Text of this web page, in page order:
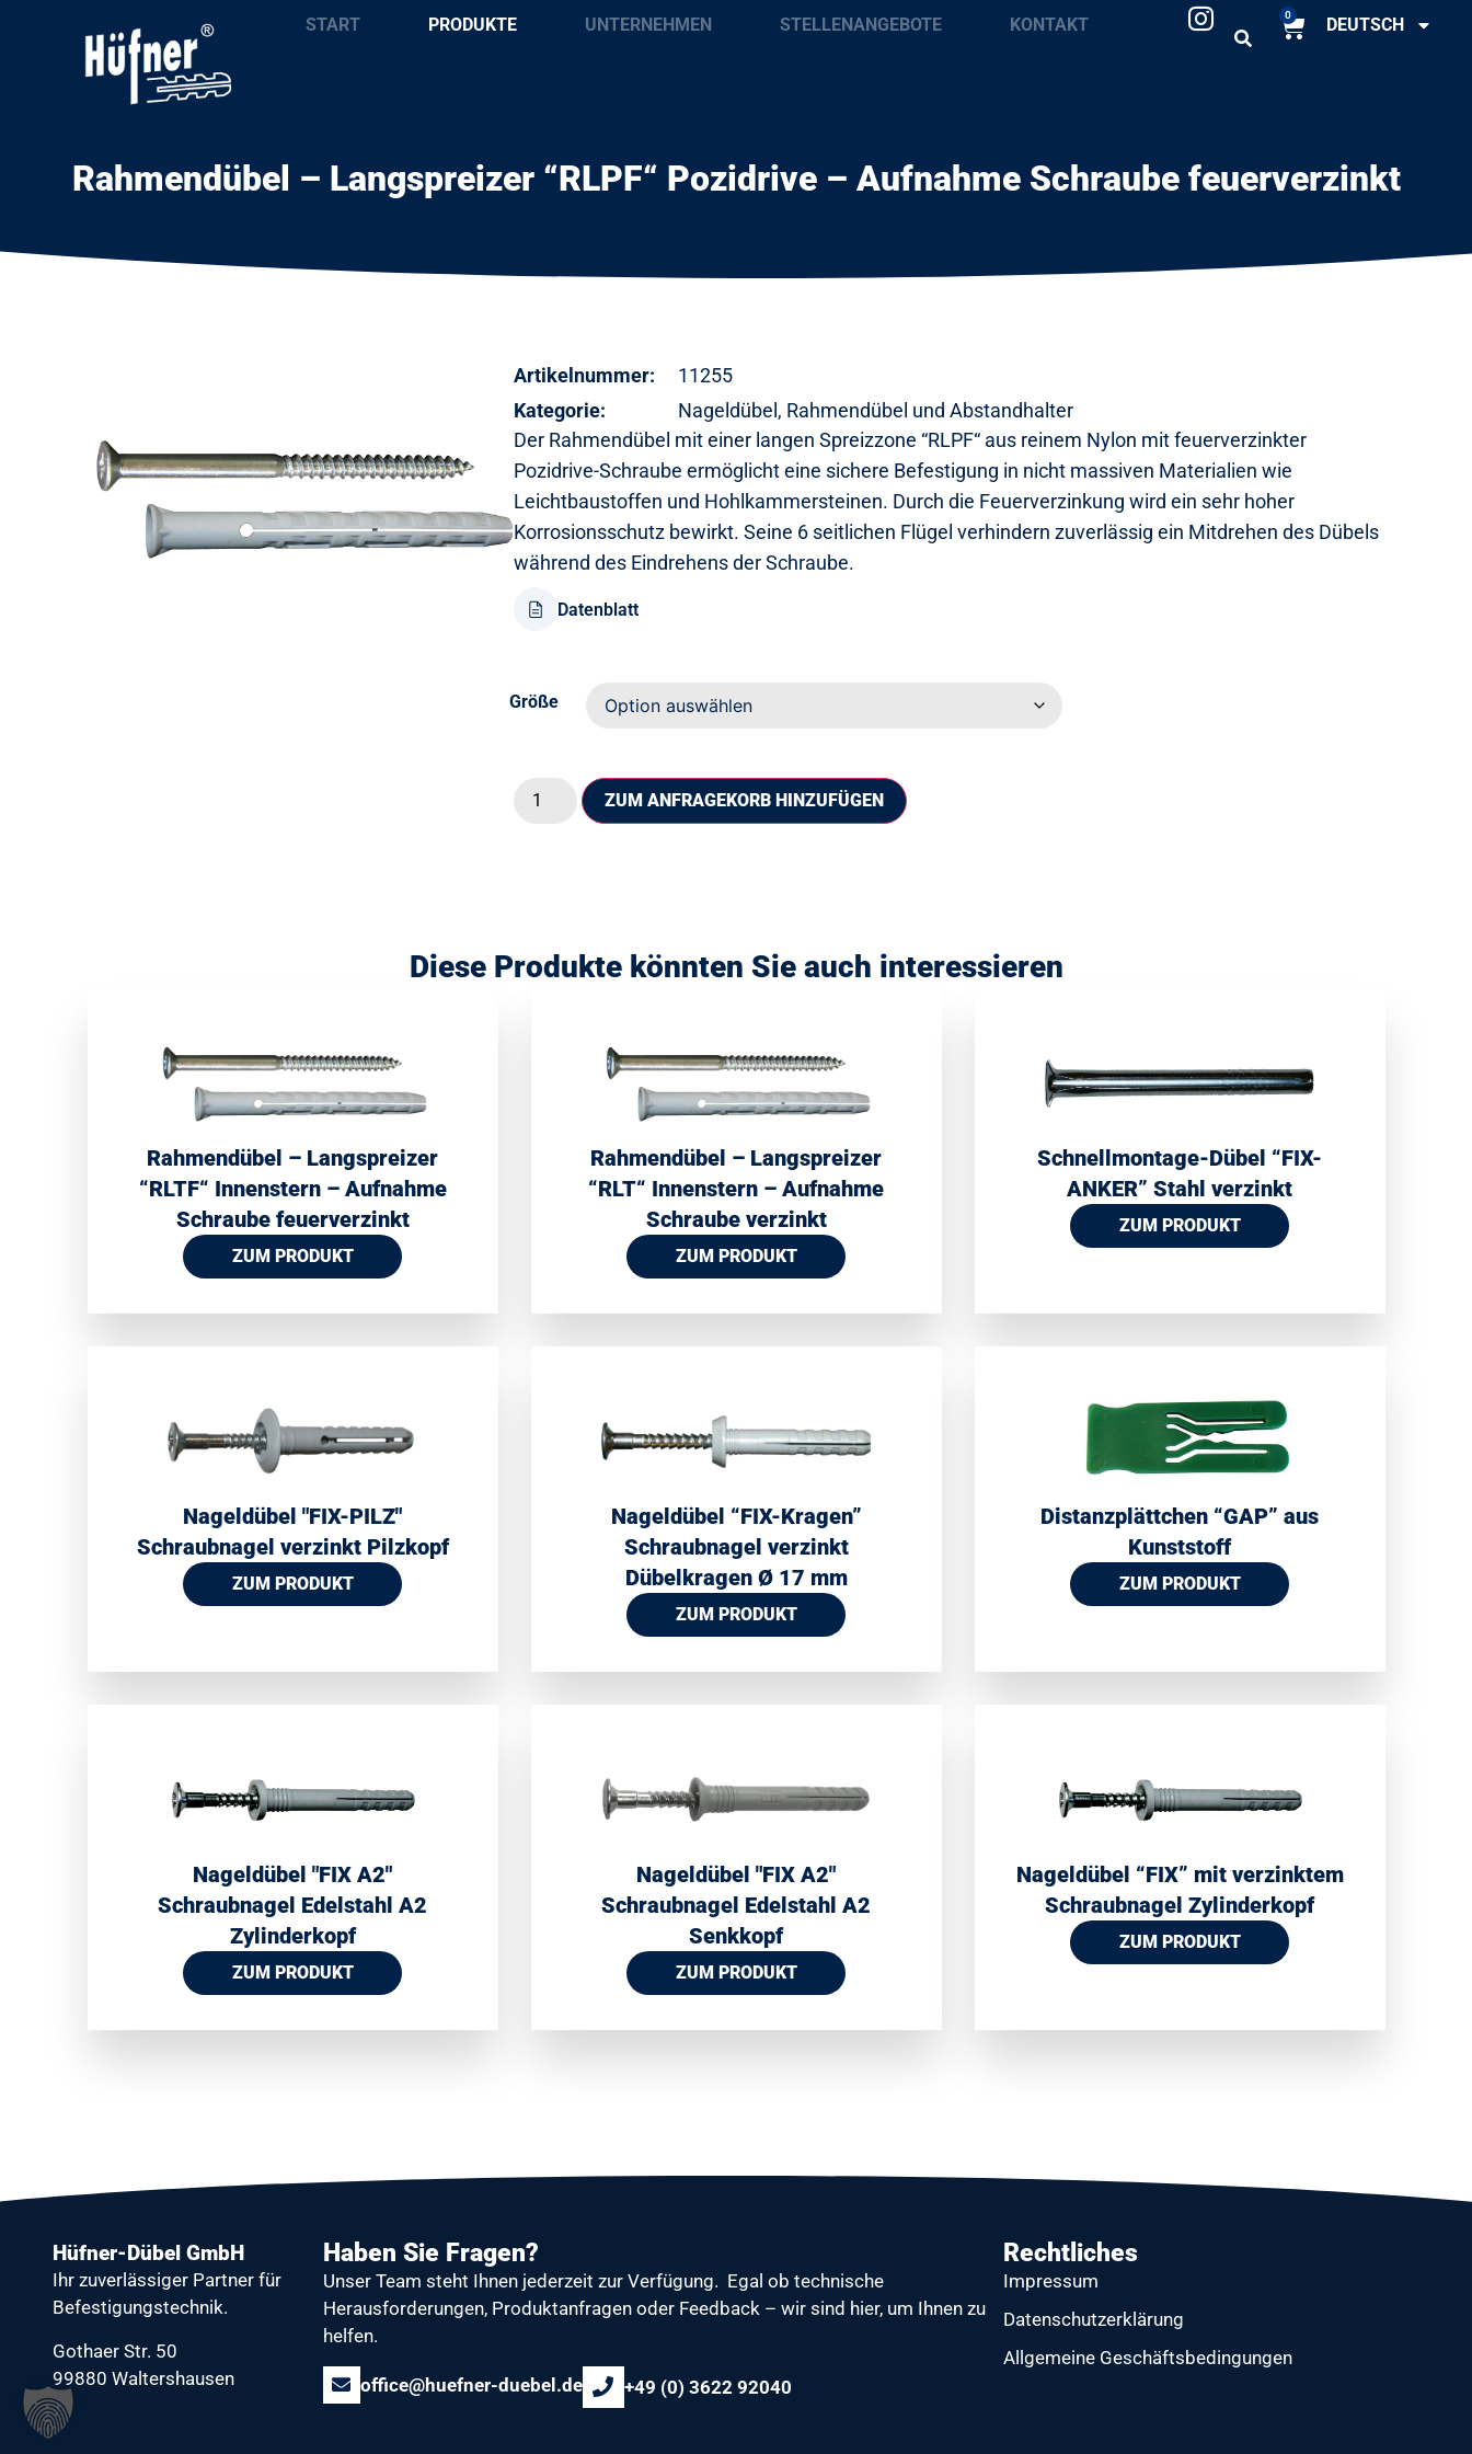
START PRODUKTE UNTERNEHMEN STELLENANGEBOTE KONTAKT 0 DEUTSCH
Rahmendübel – Langspreizer “RLPF“ Pozidrive – Aufnahme Schraube feuerverzinkt
Artikelnummer:
11255
Kategorie:
Nageldübel, Rahmendübel und Abstandhalter
Der Rahmendübel mit einer langen Spreizzone “RLPF“ aus reinem Nylon mit feuerverzinkter
Pozidrive-Schraube ermöglicht eine sichere Befestigung in nicht massiven Materialien wie
Leichtbaustoffen und Hohlkammersteinen. Durch die Feuerverzinkung wird ein sehr hoher
Korrosionsschutz bewirkt. Seine 6 seitlichen Flügel verhindern zuverlässig ein Mitdrehen des Dübels
während des Eindrehens der Schraube.
Datenblatt
Größe
ZUM ANFRAGEKORB HINZUFÜGEN
Diese Produkte könnten Sie auch interessieren
Rahmendübel – Langspreizer
“RLTF“ Innenstern – Aufnahme
Schraube feuerverzinkt
ZUM PRODUKT
Rahmendübel – Langspreizer
“RLT“ Innenstern – Aufnahme
Schraube verzinkt
ZUM PRODUKT
Schnellmontage-Dübel “FIX-
ANKER” Stahl verzinkt
ZUM PRODUKT
Nageldübel ″FIX-PILZ″
Schraubnagel verzinkt Pilzkopf
ZUM PRODUKT
Nageldübel “FIX-Kragen”
Schraubnagel verzinkt
Dübelkragen Ø 17 mm
ZUM PRODUKT
Distanzplättchen “GAP” aus
Kunststoff
ZUM PRODUKT
Nageldübel ″FIX A2″
Schraubnagel Edelstahl A2
Zylinderkopf
ZUM PRODUKT
Nageldübel ″FIX A2″
Schraubnagel Edelstahl A2
Senkkopf
ZUM PRODUKT
Nageldübel “FIX” mit verzinktem
Schraubnagel Zylinderkopf
ZUM PRODUKT
Hüfner-Dübel GmbH
Ihr zuverlässiger Partner für
Befestigungstechnik.
Gothaer Str. 50
99880 Waltershausen
Haben Sie Fragen?
Unser Team steht Ihnen jederzeit zur Verfügung. Egal ob technische
Herausforderungen, Produktanfragen oder Feedback – wir sind hier, um Ihnen zu
helfen.
office@huefner-duebel.de +49 (0) 3622 92040
Rechtliches
Impressum
Datenschutzerklärung
Allgemeine Geschäftsbedingungen